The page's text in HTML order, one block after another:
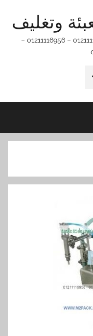
وتغليف
اسعار ماكينات التعبئة والتغليف 01211116954 – 01211116956 –